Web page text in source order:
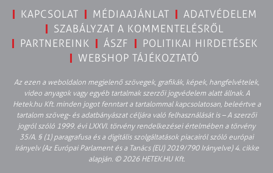
KAPCSOLAT MÉDIAAJÁNLAT
ADATVÉDELEM
SZABÁLYZAT A KOMMENTELÉSRŐL
PARTNEREINK
ÁSZF
POLITIKAI HIRDETÉSEK
WEBSHOP TÁJÉKOZTATÓ
Az ezen a weboldalon megjelenő szövegek, grafikák, képek, hangfelvételek,
video anyagok vagy egyéb tartalmak szerzői jogvédelem alatt állnak. A
Hetek.hu Kft. minden jogot fenntart a tartalommal kapcsolatosan, beleértve a
tartalom szöveg- és adatbányászat céljára való felhasználását is – A szerzői
jogról szóló 1999. évi LXXVI. törvény rendelkezései értelmében a törvény
35/A. § (1) paragrafusa és a digitális szolgáltatások piacairól szóló európai
irányelv (Az Európai Parlament és a Tanács (EU) 2019/790 Irányelve) 4. cikke
alapján. © 2026 HETEK.HU Kft.